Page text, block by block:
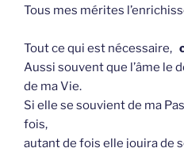
Tous mes mérites
Tout ce qui est nécessaire,
Aussi souvent que l’âme le
de ma Vie.
Si elle se souvient de ma
fois,
autant de fois elle jouira de